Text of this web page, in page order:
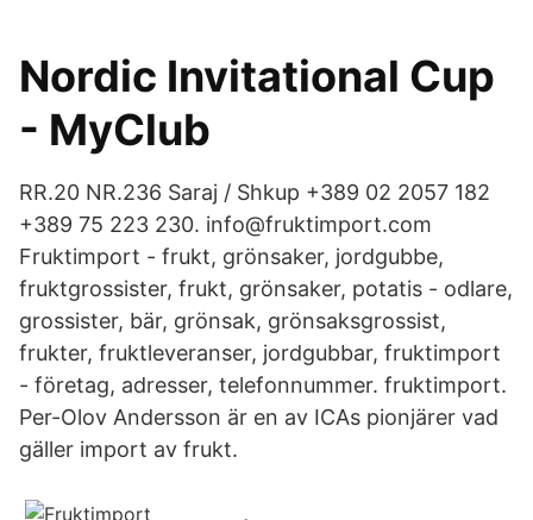
Nordic Invitational Cup
- MyClub
RR.20 NR.236 Saraj / Shkup +389 02 2057 182
+389 75 223 230. info@fruktimport.com
Fruktimport - frukt, grönsaker, jordgubbe,
fruktgrossister, frukt, grönsaker, potatis - odlare,
grossister, bär, grönsak, grönsaksgrossist,
frukter, fruktleveranser, jordgubbar, fruktimport
- företag, adresser, telefonnummer. fruktimport.
Per-Olov Andersson är en av ICAs pionjärer vad
gäller import av frukt.